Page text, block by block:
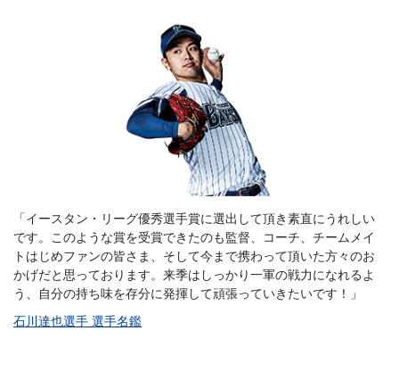
「イースタン・リーグ優秀選手賞に選出して頂き素直にうれしい
です。このような賞を受賞できたのも監督、コーチ、チームメイ
トはじめファンの皆さま、そして今まで携わって頂いた方々のお
かげだと思っております。来季はしっかり一軍の戦力になれるよ
う、自分の持ち味を存分に発揮して頑張っていきたいです！」
石川達也選手 選手名鑑